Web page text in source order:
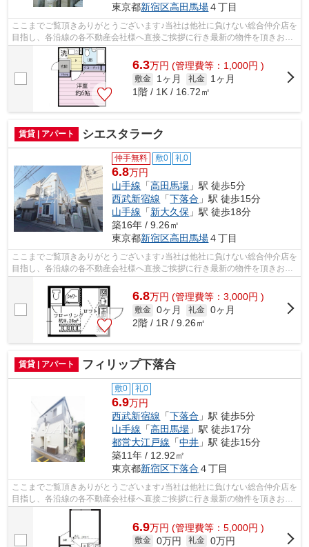
東京都新宿区高田馬場４丁目
ここまでご覧頂きありがとうございます♪当社は他社に負けない総合仲介店を
目指し、各沿線の各不動産会社様へ直接ご挨拶に行き最新の物件を頂きお客
様へ提供しております！最新の情報は...
6.3万円 (管理費等：1,000円 )
敷金 1ヶ月 礼金
1ヶ月
1階 / 1K / 16.72㎡
賃貸 | アパート シエスタラーク
仲手無料 敷0 礼0
6.8万円
山手線 「高田馬場 」駅 徒歩5分
西武新宿線 「下落合 」駅 徒歩15分
山手線 「新大久保 」駅 徒歩18分
築16年 / 9.26㎡
東京都新宿区高田馬場４丁目
ここまでご覧頂きありがとうございます♪当社は他社に負けない総合仲介店を
目指し、各沿線の各不動産会社様へ直接ご挨拶に行き最新の物件を頂きお客
様へ提供しております！最新の情報は...
6.8万円 (管理費等：3,000円 )
敷金 0ヶ月 礼金 0ヶ月
2階 / 1R / 9.26㎡
賃貸 | アパート フィリップ下落合
敷0 礼0
6.9万円
西武新宿線 「下落合 」駅 徒歩5分
山手線 「高田馬場 」駅 徒歩17分
都営大江戸線 「中井 」駅 徒歩15分
築11年 / 12.92㎡
東京都新宿区下落合 ４丁目
ここまでご覧頂きありがとうございます♪当社は他社に負けない総合仲介店を
目指し、各沿線の各不動産会社様へ直接ご挨拶に行き最新の物件を頂きお客
様へ提供しております！最新の情報は...
6.9万円 (管理費等：5,000円 )
敷金 0万円 礼金 0万円